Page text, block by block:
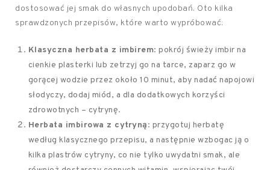
dostosować jej smak do własnych upodobań. Oto kilka
sprawdzonych przepisów, które warto wypróbować:
Klasyczna herbata z imbirem: pokrój świeży imbir na
cienkie plasterki lub zetrzyj go na tarce, zaparz go w
gorącej wodzie przez około 10 minut, aby nadać napojowi
słodyczy, dodaj miód, a dla dodatkowych korzyści
zdrowotnych – cytrynę.
Herbata imbirowa z cytryną: przygotuj herbatę
według klasycznego przepisu, a następnie wzbogac ją o
kilka plastrów cytryny, co nie tylko uwydatni smak, ale